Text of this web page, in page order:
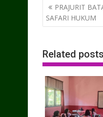
Post
navigation
PRAJURIT
SAFARI HUKUM
Related posts